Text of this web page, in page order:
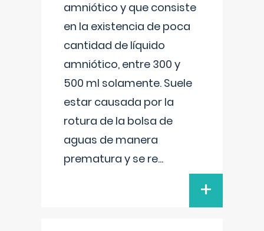
amniótico y que consiste
en la existencia de poca
cantidad de líquido
amniótico, entre 300 y
500 ml solamente. Suele
estar causada por la
rotura de la bolsa de
aguas de manera
prematura y se re...
+